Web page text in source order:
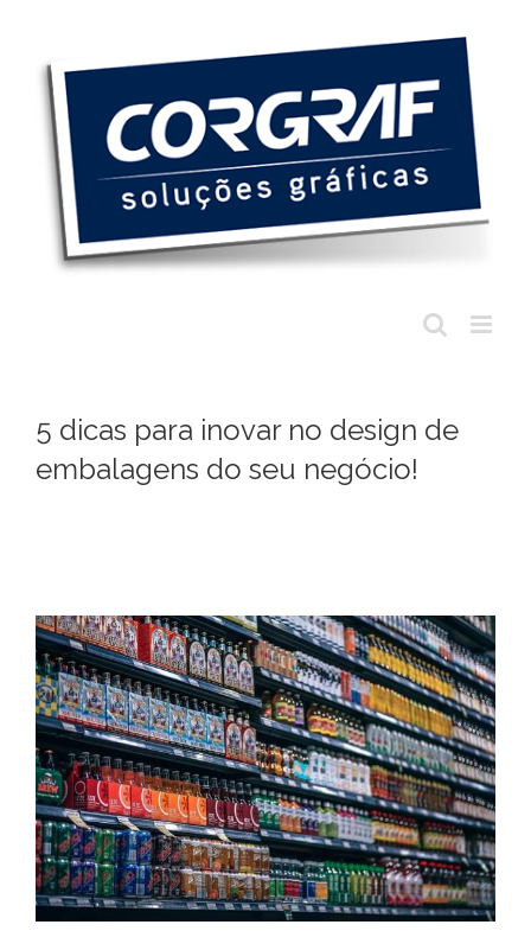
conteúdo
5 dicas para inovar no design de
embalagens do seu negócio!